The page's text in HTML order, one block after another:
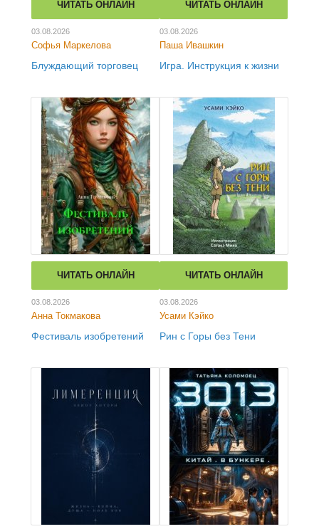
ЧИТАТЬ ОНЛАЙН
03.08.2026
Софья Маркелова
Блуждающий торговец
ЧИТАТЬ ОНЛАЙН
03.08.2026
Паша Ивашкин
Игра. Инструкция к жизни
ЧИТАТЬ ОНЛАЙН
03.08.2026
Анна Токмакова
Фестиваль изобретений
ЧИТАТЬ ОНЛАЙН
03.08.2026
Усами Кэйко
Рин с Горы без Тени